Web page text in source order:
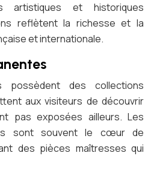
artistiques et historiques
reflètent la richesse et la
et internationale.
des collections
aux visiteurs de découvrir
pas exposées ailleurs. Les
sont souvent le cœur de
des pièces maîtresses qui